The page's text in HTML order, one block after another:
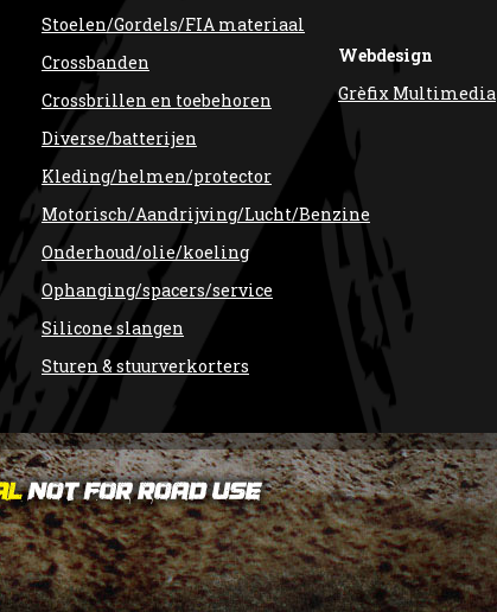
Stoelen/Gordels/FIA materiaal
Crossbanden
Crossbrillen en toebehoren
Diverse/batterijen
Kleding/helmen/protector
Motorisch/Aandrijving/Lucht/Benzine
Onderhoud/olie/koeling
Ophanging/spacers/service
Silicone slangen
Sturen & stuurverkorters
Webdesign
Grèfix Multimedia